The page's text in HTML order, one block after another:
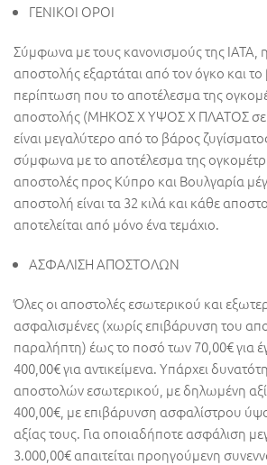
ΓΕΝΙΚΟΙ ΟΡΟΙ
Σύμφωνα με τους κανονισμούς της ΙΑΤΑ,
αποστολής εξαρτάται από τον όγκο και
περίπτωση που το αποτέλεσμα της
αποστολής (ΜΗΚΟΣ Χ ΥΨΟΣ Χ ΠΛΑΤΟΣ σε
είναι μεγαλύτερο από το βάρος
σύμφωνα με το αποτέλεσμα της
αποστολές προς Κύπρο και Βουλγαρία
αποστολή είναι τα 32 κιλά και κάθε
αποτελείται από μόνο ένα τεμάχιο.
ΑΣΦΑΛΙΣΗ ΑΠΟΣΤΟΛΩΝ
Όλες οι αποστολές εσωτερικού και
ασφαλισμένες (χωρίς επιβάρυνση του
παραλήπτη) έως το ποσό των 70,00€ για
400,00€ για αντικείμενα. Υπάρχει
αποστολών εσωτερικού, με δηλωμένη
400,00€, με επιβάρυνση ασφαλίστρου
αξίας τους. Για οποιαδήποτε ασφάλιση
3.000,00€ απαιτείται προηγούμενη